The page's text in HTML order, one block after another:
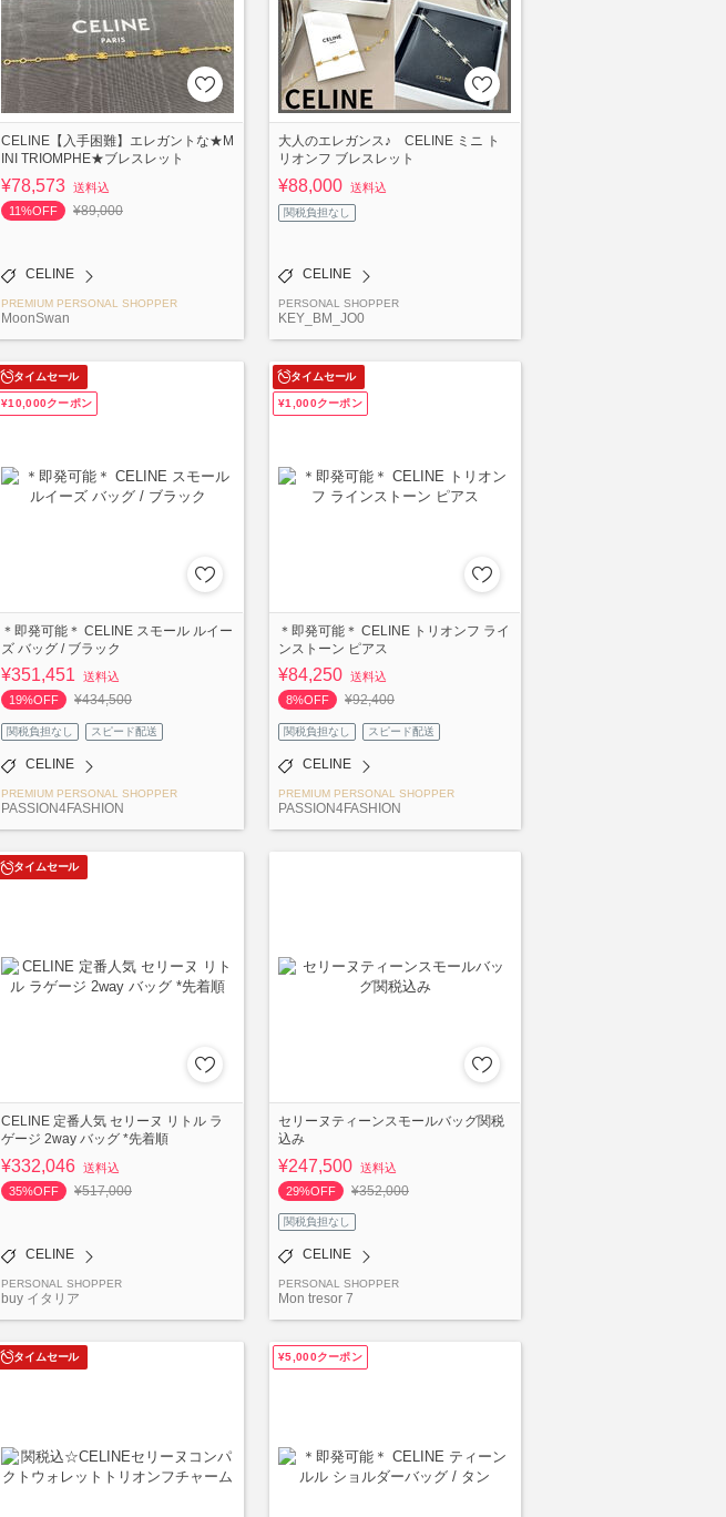
CELINE【入手困難】エレガントな★M
INI TRIOMPHE★ブレスレット
¥78,573 送料込
11%OFF
¥89,000
CELINE
PREMIUM PERSONAL SHOPPER
MoonSwan
大人のエレガンス♪ CELINE ミニ ト
リオンフ ブレスレット
¥88,000 送料込
関税負担なし
CELINE
PERSONAL SHOPPER
KEY_BM_JO0
タイムセール
¥10,000クーポン
＊即発可能＊ CELINE スモール ルイー
ズ バッグ / ブラック
¥351,451
送料込
19%OFF
¥434,500
関税負担なし スピード配送
CELINE
PREMIUM PERSONAL SHOPPER
PASSION4FASHION
タイムセール
¥1,000クーポン
＊即発可能＊ CELINE トリオンフ ライ
ンストーン ピアス
¥84,250 送料込
8%OFF
¥92,400
関税負担なし スピード配送
CELINE
PREMIUM PERSONAL SHOPPER
PASSION4FASHION
タイムセール
CELINE 定番人気 セリーヌ リトル ラ
ゲージ 2way バッグ *先着順
¥332,046 送料込
35%OFF
¥517,000
CELINE
PERSONAL SHOPPER
buy イタリア
セリーヌティーンスモールバッグ関税
込み
¥247,500 送料込
29%OFF
¥352,000
関税負担なし
CELINE
PERSONAL SHOPPER
Mon tresor 7
タイムセール ¥5,000クーポン